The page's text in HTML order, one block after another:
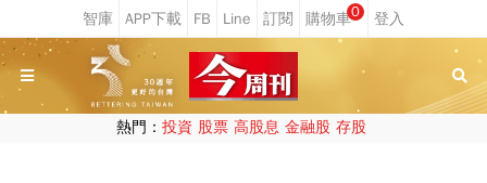
0
熱門： 投資 股票 高股息 金融股 存股